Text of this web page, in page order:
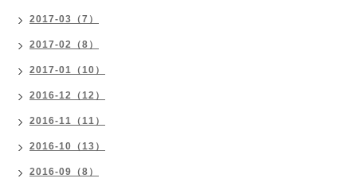
2017-03（7）
2017-02（8）
2017-01（10）
2016-12（12）
2016-11（11）
2016-10（13）
2016-09（8）